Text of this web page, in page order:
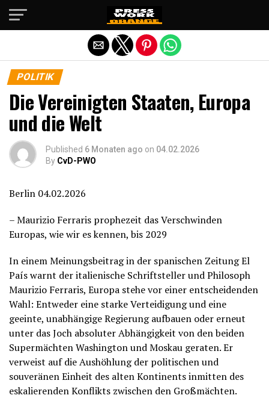
POLITIK
Die Vereinigten Staaten, Europa
und die Welt
Published 6 Monaten ago on 04.02.2026
By CvD-PWO
Berlin 04.02.2026
– Maurizio Ferraris prophezeit das Verschwinden
Europas, wie wir es kennen, bis 2029
In einem Meinungsbeitrag in der spanischen Zeitung El
País warnt der italienische Schriftsteller und Philosoph
Maurizio Ferraris, Europa stehe vor einer entscheidenden
Wahl: Entweder eine starke Verteidigung und eine
geeinte, unabhängige Regierung aufbauen oder erneut
unter das Joch absoluter Abhängigkeit von den beiden
Supermächten Washington und Moskau geraten. Er
verweist auf die Aushöhlung der politischen und
souveränen Einheit des alten Kontinents inmitten des
eskalierenden Konflikts zwischen den Großmächten.
Die mobile Version verlassen